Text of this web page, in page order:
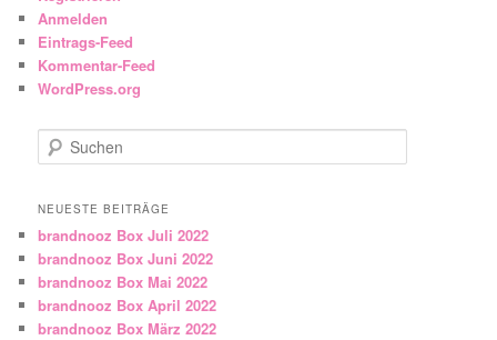
Anmelden
Eintrags-Feed
Kommentar-Feed
WordPress.org
Suchen
NEUESTE BEITRÄGE
brandnooz Box Juli 2022
brandnooz Box Juni 2022
brandnooz Box Mai 2022
brandnooz Box April 2022
brandnooz Box März 2022